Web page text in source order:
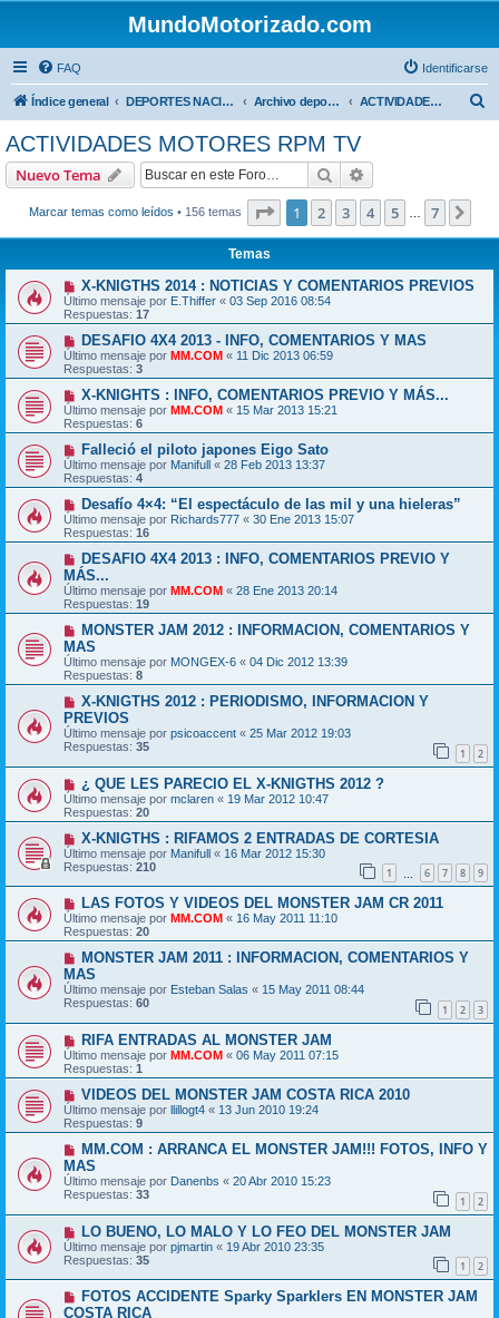
MundoMotorizado.com
FAQ Identificarse
Índice general DEPORTES NACIONALES Archivo deportes nacionales ACTIVIDADES MOTORES RPM TV
ACTIVIDADES MOTORES RPM TV
Nuevo Tema Buscar
Marcar temas como leídos • 156 temas Página de
1 2 3 4 5 7
Temas
X-KNIGTHS 2014 : NOTICIAS Y COMENTARIOS PREVIOS
Último mensaje por E.Thiffer « 03 Sep 2016 08:54
Respuestas: 17
DESAFIO 4X4 2013 - INFO, COMENTARIOS Y MAS
Último mensaje por MM.COM « 11 Dic 2013 06:59
Respuestas: 3
X-KNIGHTS : INFO, COMENTARIOS PREVIO Y MÁS...
Último mensaje por MM.COM « 15 Mar 2013 15:21
Respuestas: 6
Falleció el piloto japones Eigo Sato
Último mensaje por Manifull « 28 Feb 2013 13:37
Respuestas: 4
Desafío 4×4: “El espectáculo de las mil y una hieleras”
Último mensaje por Richards777 « 30 Ene 2013 15:07
Respuestas: 16
DESAFIO 4X4 2013 : INFO, COMENTARIOS PREVIO Y
MÁS...
Último mensaje por MM.COM « 28 Ene 2013 20:14
Respuestas: 19
MONSTER JAM 2012 : INFORMACION, COMENTARIOS Y
MAS
Último mensaje por MONGEX-6 « 04 Dic 2012 13:39
Respuestas: 8
X-KNIGTHS 2012 : PERIODISMO, INFORMACION Y
PREVIOS
Último mensaje por psicoaccent « 25 Mar 2012 19:03
Respuestas: 35 1 2
¿ QUE LES PARECIO EL X-KNIGTHS 2012 ?
Último mensaje por mclaren « 19 Mar 2012 10:47
Respuestas: 20
X-KNIGTHS : RIFAMOS 2 ENTRADAS DE CORTESIA
Último mensaje por Manifull « 16 Mar 2012 15:30
Respuestas: 210 1 6 7 8 9
LAS FOTOS Y VIDEOS DEL MONSTER JAM CR 2011
Último mensaje por MM.COM « 16 May 2011 11:10
Respuestas: 20
MONSTER JAM 2011 : INFORMACION, COMENTARIOS Y
MAS
Último mensaje por Esteban Salas « 15 May 2011 08:44
Respuestas: 60 1 2 3
RIFA ENTRADAS AL MONSTER JAM
Último mensaje por MM.COM « 06 May 2011 07:15
Respuestas: 1
VIDEOS DEL MONSTER JAM COSTA RICA 2010
Último mensaje por llillogt4 « 13 Jun 2010 19:24
Respuestas: 9
MM.COM : ARRANCA EL MONSTER JAM!!! FOTOS, INFO Y
MAS
Último mensaje por Danenbs « 20 Abr 2010 15:23
Respuestas: 33 1 2
LO BUENO, LO MALO Y LO FEO DEL MONSTER JAM
Último mensaje por pjmartin « 19 Abr 2010 23:35
Respuestas: 35 1 2
FOTOS ACCIDENTE Sparky Sparklers EN MONSTER JAM
COSTA RICA